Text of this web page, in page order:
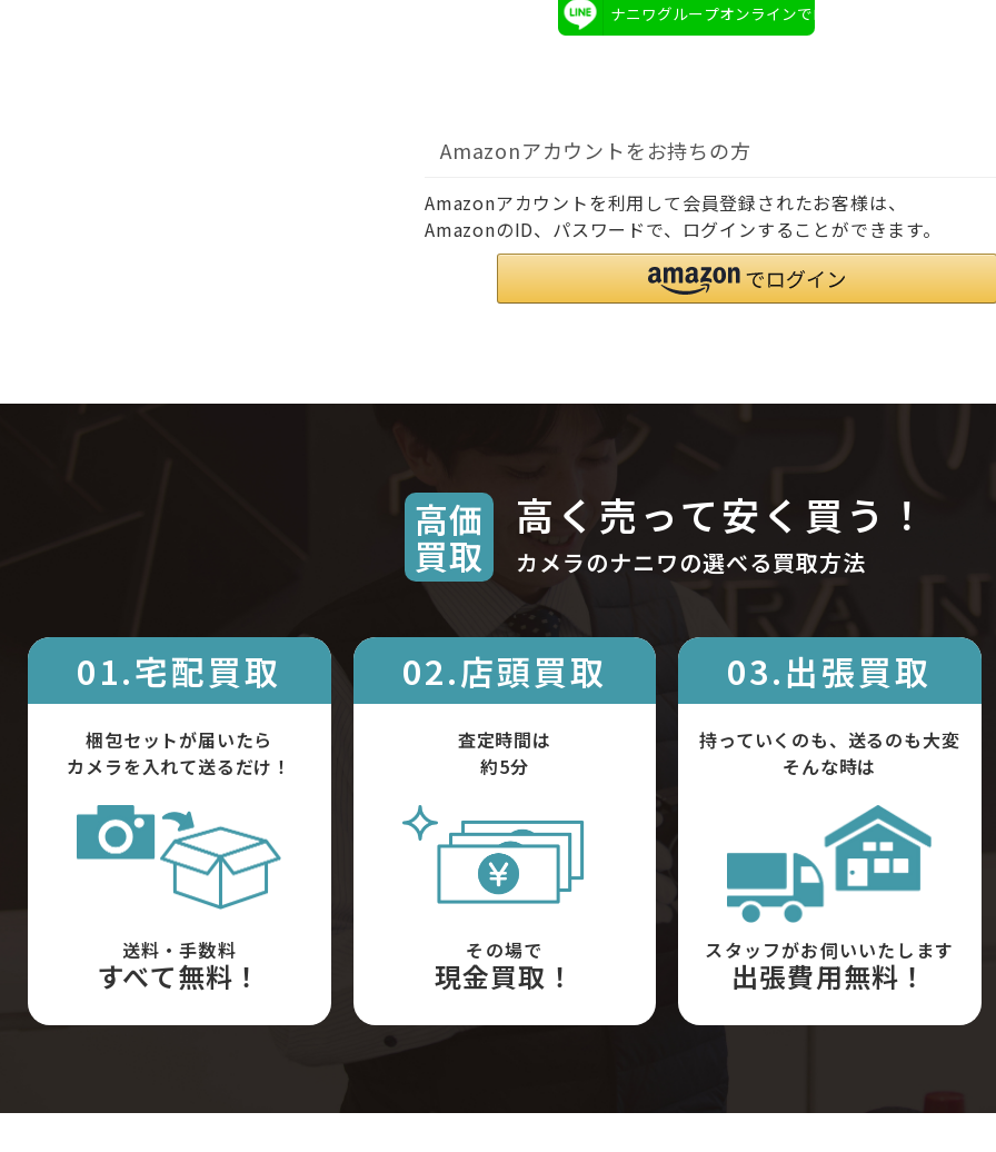
ナニワグループオンラインでログイン
Amazonアカウントをお持ちの方
Amazonアカウントを利用して会員登録されたお客様は、
AmazonのID、パスワードで、ログインすることができます。
高価
買取
高く売って安く買う！
カメラのナニワの選べる買取方法
01.宅配買取
梱包セットが届いたら
カメラを入れて送るだけ！
送料・手数料
すべて無料！
02.店頭買取
査定時間は
約5分
その場で
現金買取！
03.出張買取
持っていくのも、送るのも大変
そんな時は
スタッフがお伺いいたします
出張費用無料！